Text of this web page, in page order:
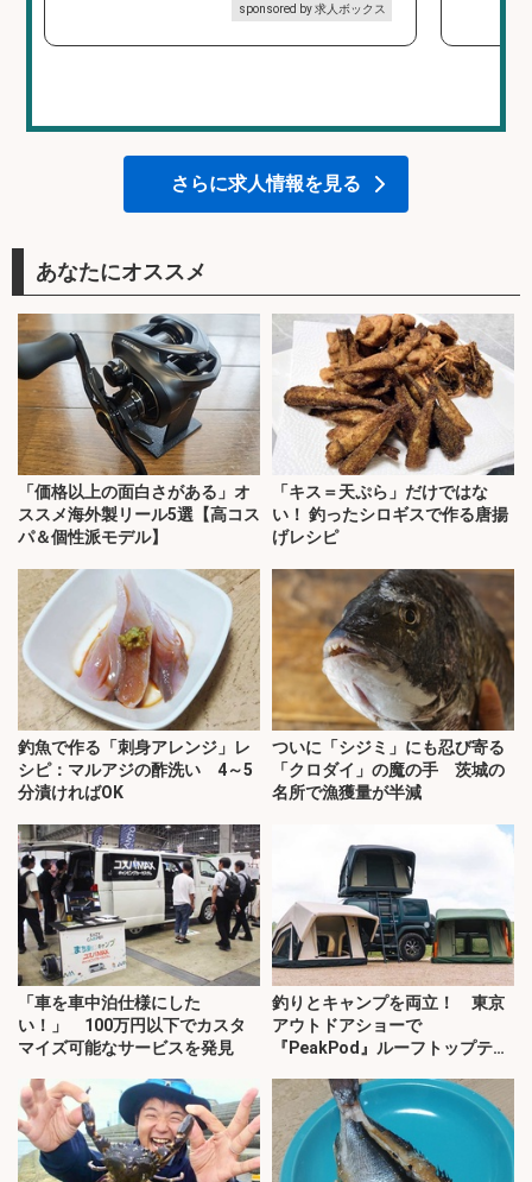
sponsored by 求人ボックス
さらに求人情報を見る
あなたにオススメ
「価格以上の面白さがある」オ
ススメ海外製リール5選【高コス
パ＆個性派モデル】
「キス＝天ぷら」だけではな
い！ 釣ったシロギスで作る唐揚
げレシピ
釣魚で作る「刺身アレンジ」レ
シピ：マルアジの酢洗い 4～5
分漬ければOK
ついに「シジミ」にも忍び寄る
「クロダイ」の魔の手 茨城の
名所で漁獲量が半減
「車を車中泊仕様にした
い！」 100万円以下でカスタ
マイズ可能なサービスを発見
釣りとキャンプを両立！ 東京
アウトドアショーで
『PeakPod』ルーフトップテン